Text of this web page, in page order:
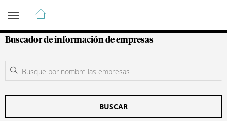
Guía de Empresas Colombianas
Buscador de información de empresas
BUSCAR